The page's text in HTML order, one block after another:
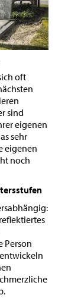
oft
sind
eigenen
sehr
eigenen
noch
Person